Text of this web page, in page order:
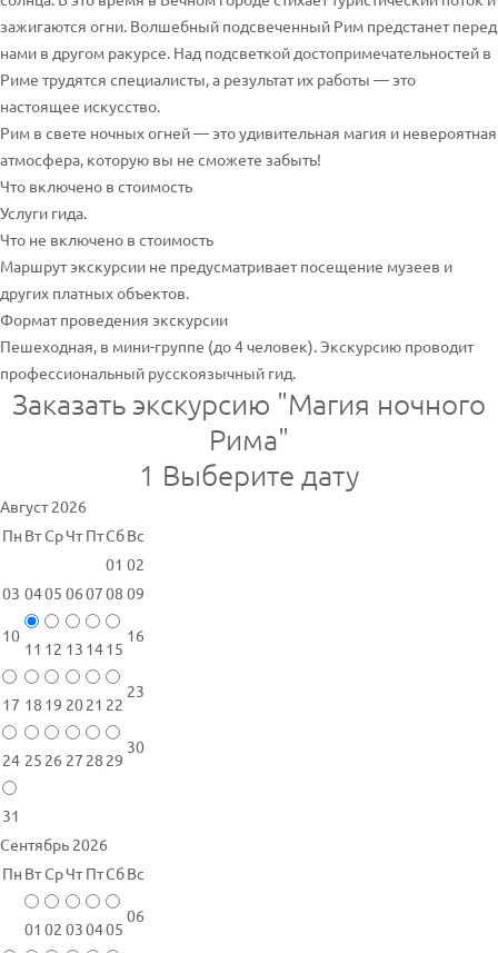
зажигаются огни. Волшебный подсвеченный Рим предстанет перед
нами в другом ракурсе. Над подсветкой достопримечательностей в
Риме трудятся специалисты, а результат их работы — это
настоящее искусство.
Рим в свете ночных огней — это удивительная магия и невероятная
атмосфера, которую вы не сможете забыть!
Что включено в стоимость
Услуги гида.
Что не включено в стоимость
Маршрут экскурсии не предусматривает посещение музеев и
других платных объектов.
Формат проведения экскурсии
Пешеходная, в мини-группе (до 4 человек). Экскурсию проводит
профессиональный русскоязычный гид.
Заказать экскурсию "Магия ночного
Рима"
1 Выберите дату
Август 2026
Пн ВтСрЧт ПтСбВс
01 02
03 0405 060708 09
10
11 12 13 1415
16
17 18 19 2021 22
23
24 25 26 27 28 29
30
31
Сентябрь 2026
Пн ВтСрЧт ПтСбВс
01 02 030405
06